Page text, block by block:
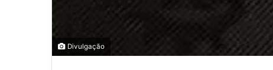
Divulgação